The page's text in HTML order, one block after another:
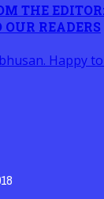
THE
READERS
Happy to